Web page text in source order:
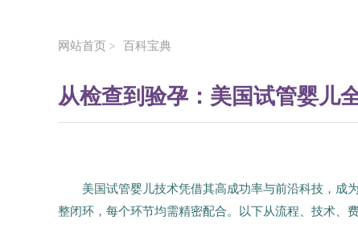
网站首页 > 百科宝典
从检查到验孕：美国试管婴儿
美国试管婴儿技术凭借其高成功率与前沿科技，成
整闭环，每个环节均需精密配合。以下从流程、技术、